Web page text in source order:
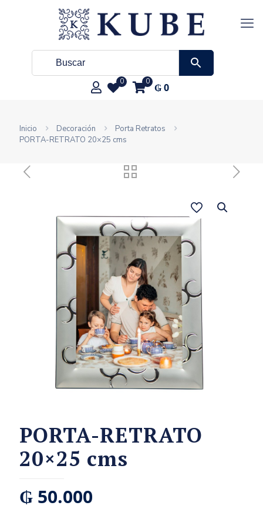
0 0 ₲0
Inicio Decoración
Porta Retratos
PORTA-RETRATO 20×25 cms
PORTA-RETRATO
20×25 cms
₲ 50.000